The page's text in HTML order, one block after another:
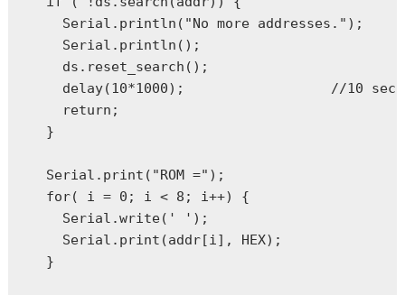
Serial.println("No more addresses.");
Serial.println();
ds.reset_search();
delay(10*1000);                  //10
return;
}
Serial.print("ROM =");
for( i = 0; i < 8; i++) {
Serial.write(' ');
Serial.print(addr[i], HEX);
}